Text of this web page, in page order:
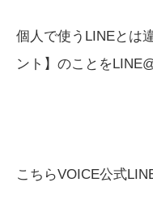
個人で使うLINEとは
ント】のことを
こちらVOICE公式